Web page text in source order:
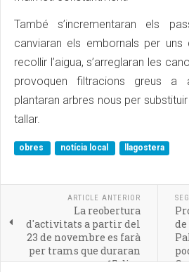
També s’incrementaran els
canviaran els embornals per
recollir l’aigua, s’arreglaran les
provoquen filtracions greus a
plantaran arbres nous per
tallar.
obres notícia local llagostera
ARTICLE ANTERIOR
La reobertura
d'activitats a partir del
23 de novembre es farà
per trams que duraran
15 dies